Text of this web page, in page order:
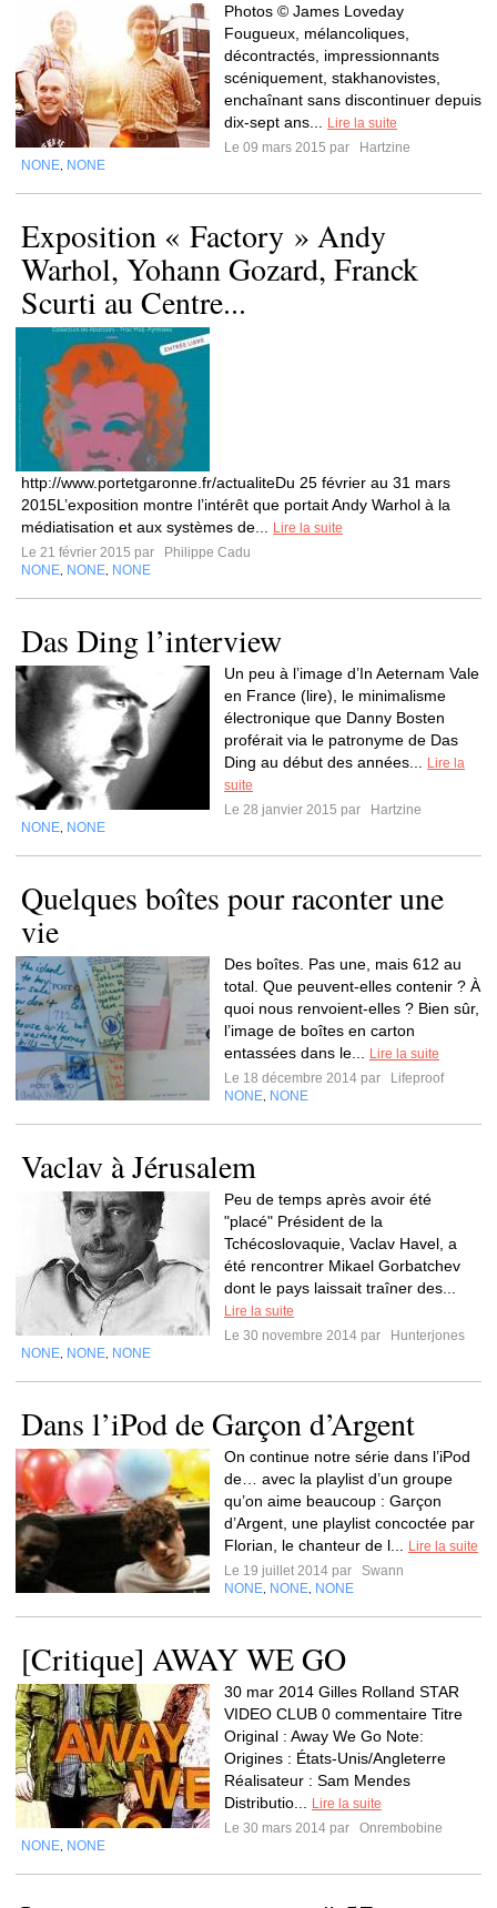
Photos © James Loveday
Fougueux, mélancoliques,
décontractés, impressionnants
scéniquement, stakhanovistes,
enchaînant sans discontinuer depuis
dix-sept ans...
Lire la suite
Le 09 mars 2015 par
Hartzine
NONE NONE
Exposition « Factory » Andy
Warhol, Yohann Gozard, Franck
Scurti au Centre...
http://www.portetgaronne.fr/actualiteDu 25 février au 31 mars
2015L’exposition montre l’intérêt que portait Andy Warhol à la
médiatisation et aux systèmes de...
Lire la suite
Le 21 février 2015 par
Philippe Cadu
NONE NONE NONE
Das Ding l’interview
Un peu à l’image d’In Aeternam Vale
en France (lire), le minimalisme
électronique que Danny Bosten
proférait via le patronyme de Das
Ding au début des années...
Lire la
suite
Le 28 janvier 2015 par
Hartzine
NONE NONE
Quelques boîtes pour raconter une
vie
Des boîtes. Pas une, mais 612 au
total. Que peuvent-elles contenir ? À
quoi nous renvoient-elles ? Bien sûr,
l’image de boîtes en carton
entassées dans le...
Lire la suite
Le 18 décembre 2014 par
Lifeproof
NONE NONE
Vaclav à Jérusalem
Peu de temps après avoir été
"placé" Président de la
Tchécoslovaquie, Vaclav Havel, a
été rencontrer Mikael Gorbatchev
dont le pays laissait traîner des...
Lire la suite
Le 30 novembre 2014 par
Hunterjones
NONE NONE NONE
Dans l’iPod de Garçon d’Argent
On continue notre série dans l’iPod
de… avec la playlist d’un groupe
qu’on aime beaucoup : Garçon
d’Argent, une playlist concoctée par
Florian, le chanteur de l...
Lire la suite
Le 19 juillet 2014 par
Swann
NONE NONE NONE
[Critique] AWAY WE GO
30 mar 2014 Gilles Rolland STAR
VIDEO CLUB 0 commentaire Titre
Original : Away We Go Note:
Origines : États-Unis/Angleterre
Réalisateur : Sam Mendes
Distributio...
Lire la suite
Le 30 mars 2014 par
Onrembobine
NONE NONE